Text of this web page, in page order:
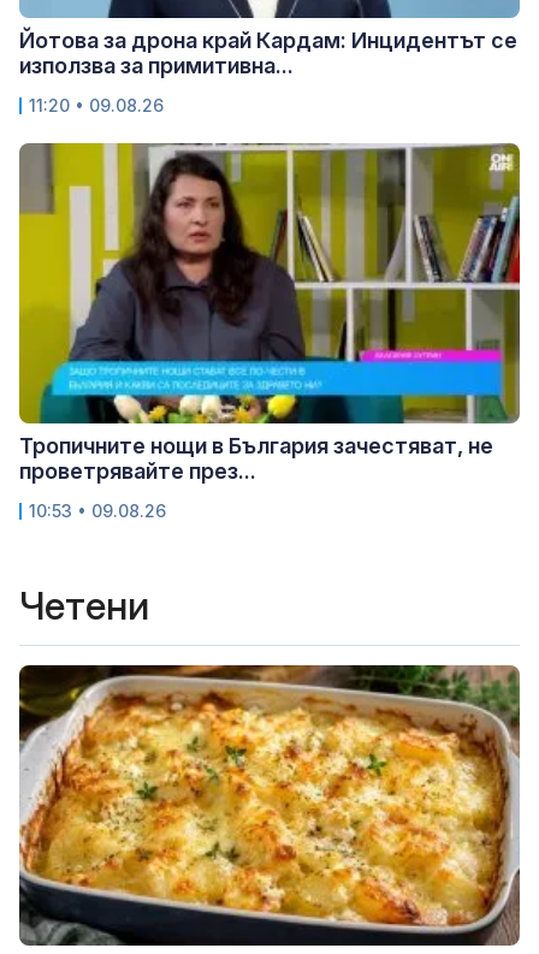
Йотова за дрона край Кардам: Инцидентът се
използва за примитивна...
11:20 • 09.08.26
Тропичните нощи в България зачестяват, не
проветрявайте през...
10:53 • 09.08.26
Четени